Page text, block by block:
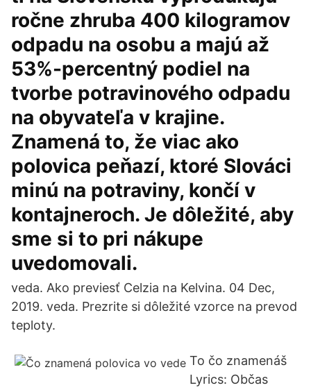
ročne zhruba 400 kilogramov
odpadu na osobu a majú až
53%-percentný podiel na
tvorbe potravinového odpadu
na obyvateľa v krajine.
Znamená to, že viac ako
polovica peňazí, ktoré Slováci
minú na potraviny, končí v
kontajneroch. Je dôležité, aby
sme si to pri nákupe
uvedomovali.
veda. Ako previesť Celzia na Kelvina. 04 Dec,
2019. veda. Prezrite si dôležité vzorce na prevod
teploty.
To čo znamenáš
Lyrics: Občas